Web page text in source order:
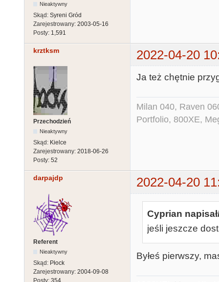
Nieaktywny
Skąd: Syreni Gród
Zarejestrowany: 2003-05-16
Posty: 1,591
krztksm 2022-04-20
Przechodzień
Nieaktywny
Skąd: Kielce
Zarejestrowany: 2018-06-26
Posty: 52
Ja też chętnie
Milan 040, Raven
Portfolio, 800XE,
darpajdp 2022-04-20
Referent
Nieaktywny
Skąd: Płock
Zarejestrowany: 2004-09-08
Posty: 354
Cyprian
jeśli jeszcze
Byłeś pierwszy,